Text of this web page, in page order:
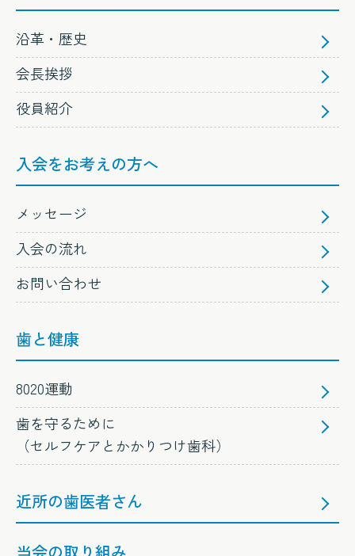
沿革・歴史
会長挨拶
役員紹介
入会をお考えの方へ
メッセージ
入会の流れ
お問い合わせ
歯と健康
8020運動
歯を守るために
（セルフケアとかかりつけ歯科）
近所の歯医者さん